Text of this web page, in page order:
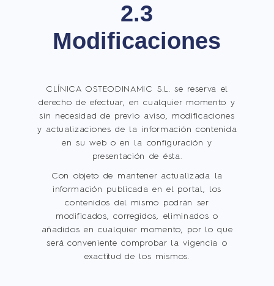
2.3
Modificaciones
CLÍNICA OSTEODINAMIC S.L. se reserva el
derecho de efectuar, en cualquier momento y
sin necesidad de previo aviso, modificaciones
y actualizaciones de la información contenida
en su web o en la configuración y
presentación de ésta.
Con objeto de mantener actualizada la
información publicada en el portal, los
contenidos del mismo podrán ser
modificados, corregidos, eliminados o
añadidos en cualquier momento, por lo que
será conveniente comprobar la vigencia o
exactitud de los mismos.